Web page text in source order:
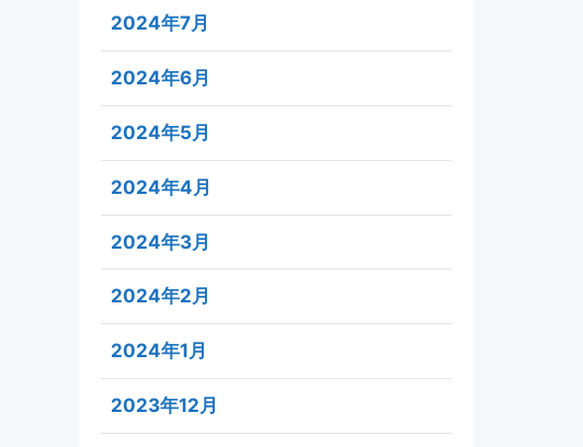
2024年7月
2024年6月
2024年5月
2024年4月
2024年3月
2024年2月
2024年1月
2023年12月